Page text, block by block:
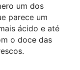
um dos
parece um
ácido e até
o doce das